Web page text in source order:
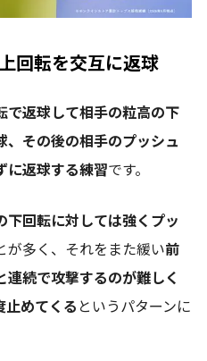
回転を交互に返球
で返球して相手の粒高の下
、その後の相手のプッシュ
に返球する練習です。
下回転に対しては強くプッ
が多く、それをまた緩い前
続で攻撃するのが難しく
止めてくる というパターンに